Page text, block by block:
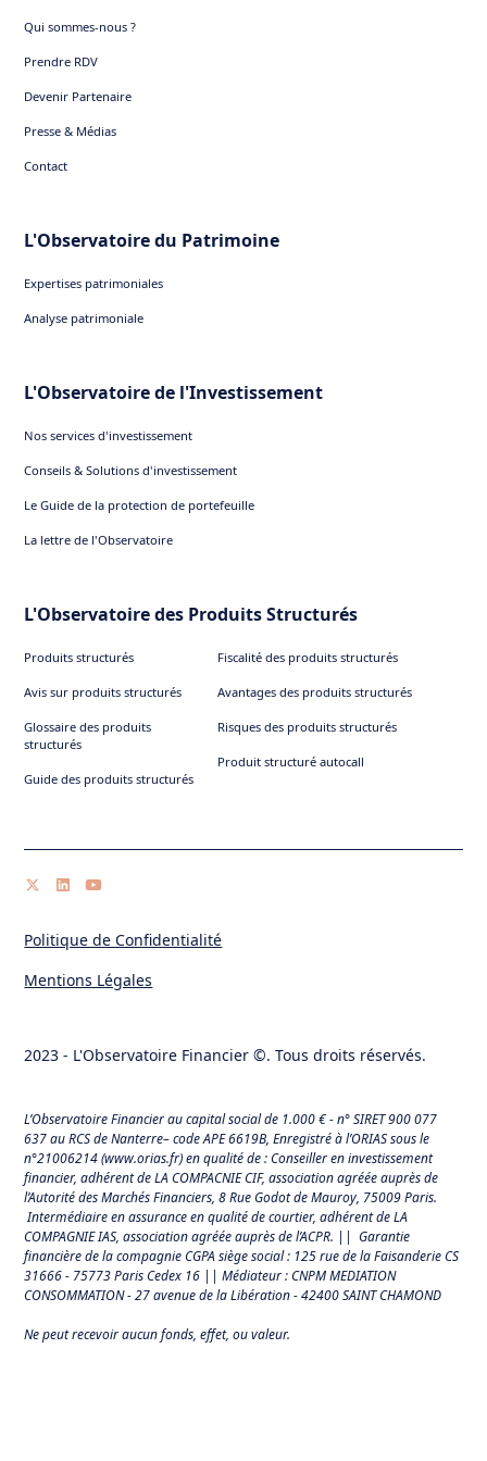
Qui sommes-nous ?
Prendre RDV
Devenir Partenaire
Presse & Médias
Contact
L'Observatoire du Patrimoine
Expertises patrimoniales
Analyse patrimoniale
L'Observatoire de l'Investissement
Nos services d'investissement
Conseils & Solutions d'investissement
Le Guide de la protection de portefeuille
La lettre de l'Observatoire
L'Observatoire des Produits Structurés
Produits structurés
Avis sur produits structurés
Glossaire des produits
structurés
Guide des produits structurés
Fiscalité des produits structurés
Avantages des produits structurés
Risques des produits structurés
Produit structuré autocall
2023 - L'Observatoire Financier ©. Tous droits réservés.
Politique de Confidentialité
Mentions Légales
L’Observatoire Financier au capital social de 1.000 € - n° SIRET 900 077
637 au RCS de Nanterre– code APE 6619B, Enregistré à l’ORIAS sous le
n°21006214 (www.orias.fr) en qualité de : Conseiller en investissement
financier, adhérent de LA COMPACNIE CIF, association agréée auprès de
l’Autorité des Marchés Financiers, 8 Rue Godot de Mauroy, 75009 Paris.
Intermédiaire en assurance en qualité de courtier, adhérent de LA
COMPAGNIE IAS, association agréée auprès de l’ACPR. || Garantie
financière de la compagnie CGPA siège social : 125 rue de la Faisanderie CS
31666 - 75773 Paris Cedex 16 || Médiateur : CNPM MEDIATION
CONSOMMATION - 27 avenue de la Libération - 42400 SAINT CHAMOND
Ne peut recevoir aucun fonds, effet, ou valeur.